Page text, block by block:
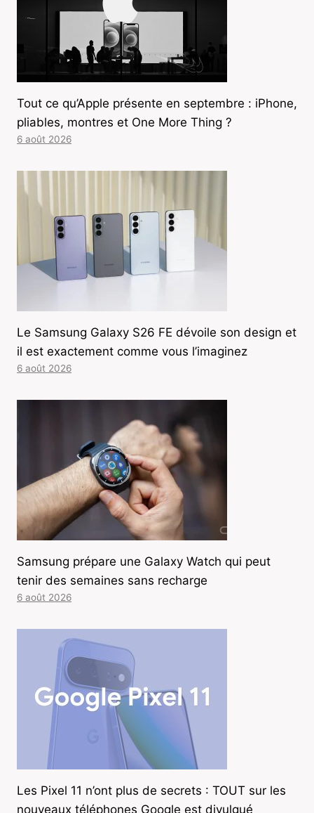
Tout ce qu’Apple présente en septembre : iPhone,
pliables, montres et One More Thing ?
6 août 2026
Le Samsung Galaxy S26 FE dévoile son design et
il est exactement comme vous l’imaginez
6 août 2026
Samsung prépare une Galaxy Watch qui peut
tenir des semaines sans recharge
6 août 2026
Les Pixel 11 n’ont plus de secrets : TOUT sur les
nouveaux téléphones Google est divulgué